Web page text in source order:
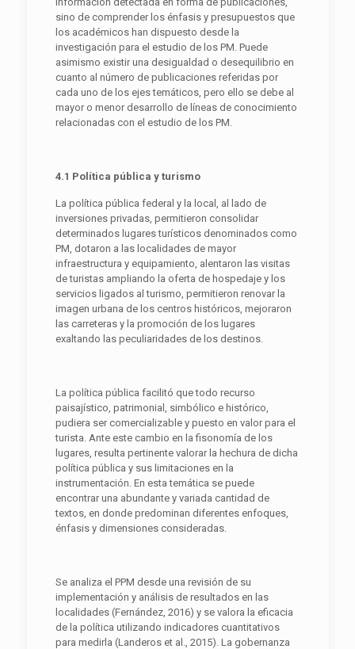
sino de comprender los énfasis y presupuestos que
los académicos han dispuesto desde la
investigación para el estudio de los PM. Puede
asimismo existir una desigualdad o desequilibrio en
cuanto al número de publicaciones referidas por
cada uno de los ejes temáticos, pero ello se debe al
mayor o menor desarrollo de líneas de conocimiento
relacionadas con el estudio de los PM.
4.1 Política pública y turismo
La política pública federal y la local, al lado de
inversiones privadas, permitieron consolidar
determinados lugares turísticos denominados como
PM, dotaron a las localidades de mayor
infraestructura y equipamiento, alentaron las visitas
de turistas ampliando la oferta de hospedaje y los
servicios ligados al turismo, permitieron renovar la
imagen urbana de los centros históricos, mejoraron
las carreteras y la promoción de los lugares
exaltando las peculiaridades de los destinos.
La política pública facilitó que todo recurso
paisajístico, patrimonial, simbólico e histórico,
pudiera ser comercializable y puesto en valor para el
turista. Ante este cambio en la fisonomía de los
lugares, resulta pertinente valorar la hechura de dicha
política pública y sus limitaciones en la
instrumentación. En esta temática se puede
encontrar una abundante y variada cantidad de
textos, en donde predominan diferentes enfoques,
énfasis y dimensiones consideradas.
Se analiza el PPM desde una revisión de su
implementación y análisis de resultados en las
localidades (Fernández, 2016) y se valora la eficacia
de la política utilizando indicadores cuantitativos
para medirla (Landeros et al., 2015). La gobernanza